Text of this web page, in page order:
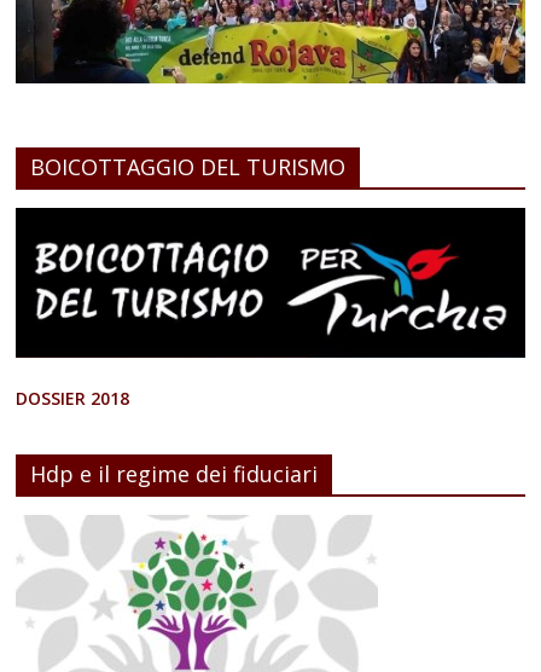
BOICOTTAGGIO DEL TURISMO
DOSSIER 2018
Hdp e il regime dei fiduciari